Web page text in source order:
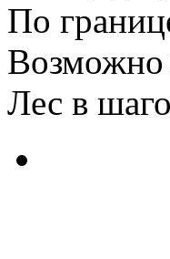
По
Возможно
Лес в